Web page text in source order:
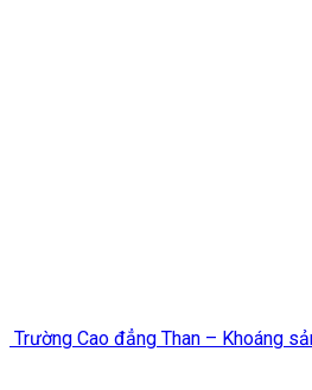
Trường Cao đẳng Than – Khoáng